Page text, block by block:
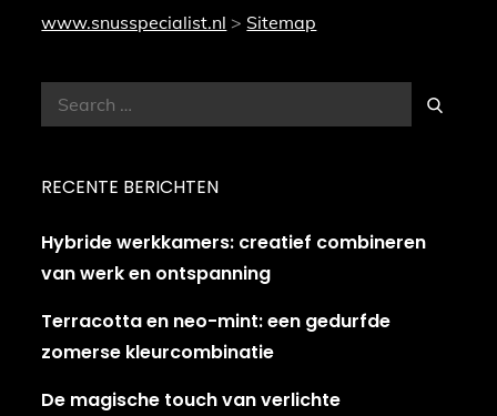
www.snusspecialist.nl > Sitemap
Search
for:
Search
RECENTE BERICHTEN
Hybride werkkamers: creatief combineren
van werk en ontspanning
Terracotta en neo-mint: een gedurfde
zomerse kleurcombinatie
De magische touch van verlichte